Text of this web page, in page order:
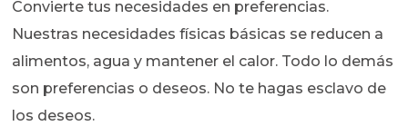
Convierte tus necesidades en preferencias.
Nuestras necesidades físicas básicas se reducen a
alimentos, agua y mantener el calor. Todo lo demás
son preferencias o deseos. No te hagas esclavo de
los deseos.